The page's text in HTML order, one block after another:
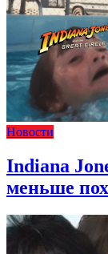
Новости
Indiana
меньше